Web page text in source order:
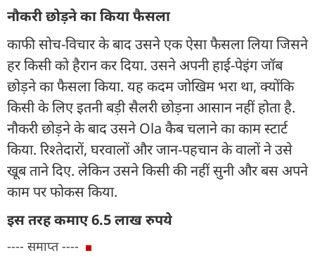
नौकरी छोड़ने का किया फैसला
काफी सोच-विचार के बाद उसने एक ऐसा फैसला लिया जिसने
हर किसी को हैरान कर दिया. उसने अपनी हाई-पेइंग जॉब
छोड़ने का फैसला किया. यह कदम जोखिम भरा था, क्योंकि
किसी के लिए इतनी बड़ी सैलरी छोड़ना आसान नहीं होता है.
नौकरी छोड़ने के बाद उसने Ola कैब चलाने का काम स्टार्ट
किया. रिश्तेदारों, घरवालों और जान-पहचान के वालों ने उसे
खूब ताने दिए. लेकिन उसने किसी की नहीं सुनी और बस अपने
काम पर फोकस किया.
इस तरह कमाए 6.5 लाख रुपये
---- समाप्त ----